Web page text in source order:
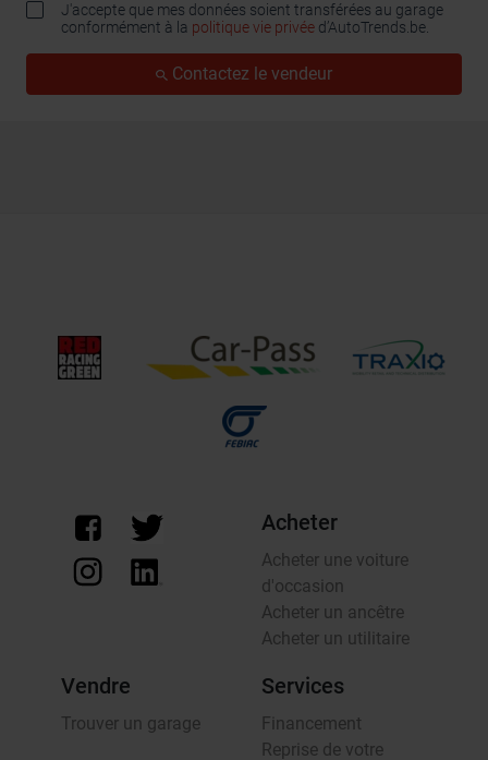
J'accepte que mes données soient transférées au garage
conformément à la politique vie privée d’AutoTrends.be.
Contactez le vendeur
Acheter
Acheter une voiture
d'occasion
Acheter un ancêtre
Acheter un utilitaire
Vendre
Trouver un garage
Services
Financement
Reprise de votre